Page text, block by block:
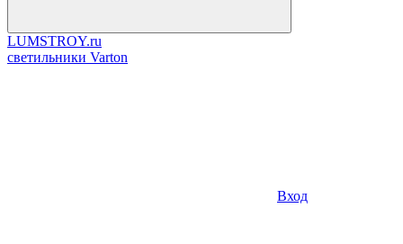
LUMSTROY.ru
cветильники Varton
Вход